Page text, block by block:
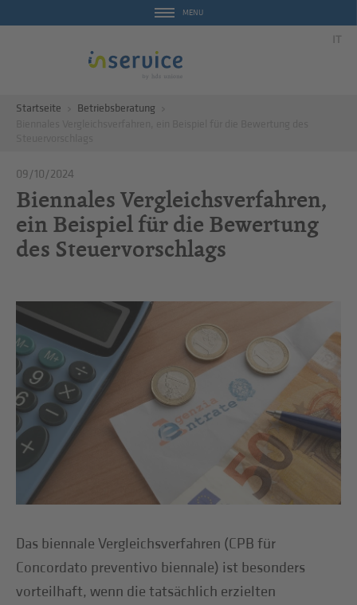
MENU
IT
Startseite
Betriebsberatung
09/10/2024
Biennales Vergleichsverfahren,
ein Beispiel für die Bewertung
des Steuervorschlags
Das biennale Vergleichsverfahren (CPB für
Concordato preventivo biennale) ist besonders
vorteilhaft, wenn die tatsächlich erzielten